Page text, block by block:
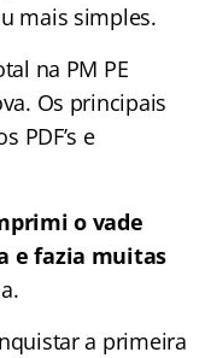
mais simples.
na PM PE
Os principais
PDF’s e
o vade
e fazia muitas
a primeira